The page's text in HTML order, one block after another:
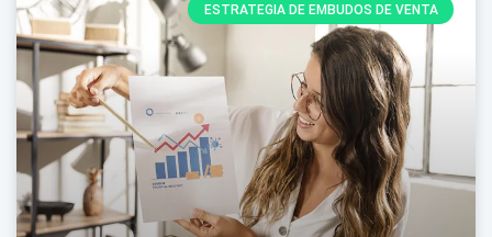
ESTRATEGIA DE EMBUDOS DE VENTA